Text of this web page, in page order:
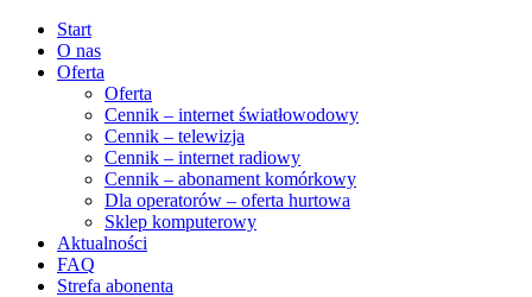
Start
O nas
Oferta
Oferta
Cennik – internet światłowodowy
Cennik – telewizja
Cennik – internet radiowy
Cennik – abonament komórkowy
Dla operatorów – oferta hurtowa
Sklep komputerowy
Aktualności
FAQ
Strefa abonenta